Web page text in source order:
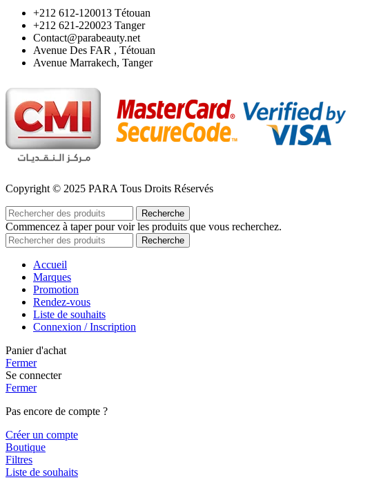
‪+212 612-120013 Tétouan
‪+212 621-220023 Tanger
Contact@parabeauty.net
Avenue Des FAR , Tétouan
Avenue Marrakech, Tanger
Copyright © 2025 PARA Tous Droits Réservés
Recherche
Commencez à taper pour voir les produits que vous recherchez.
Recherche
Accueil
Marques
Promotion
Rendez-vous
Liste de souhaits
Connexion / Inscription
Panier d'achat
Fermer
Se connecter
Fermer
Pas encore de compte ?
Créer un compte
Boutique
Filtres
Liste de souhaits